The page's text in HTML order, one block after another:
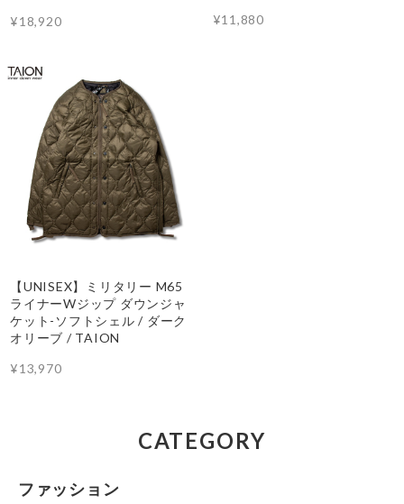
¥18,920
¥11,880
【UNISEX】ミリタリー M65
ライナーWジップ ダウンジャ
ケット-ソフトシェル / ダーク
オリーブ / TAION
¥13,970
CATEGORY
ファッション